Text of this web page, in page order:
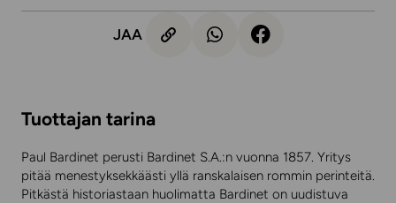
JAA
Tuottajan tarina
Paul Bardinet perusti Bardinet S.A.:n vuonna 1857. Yritys
pitää menestyksekkäästi yllä ranskalaisen rommin perinteitä.
Pitkästä historiastaan huolimatta Bardinet on uudistuva